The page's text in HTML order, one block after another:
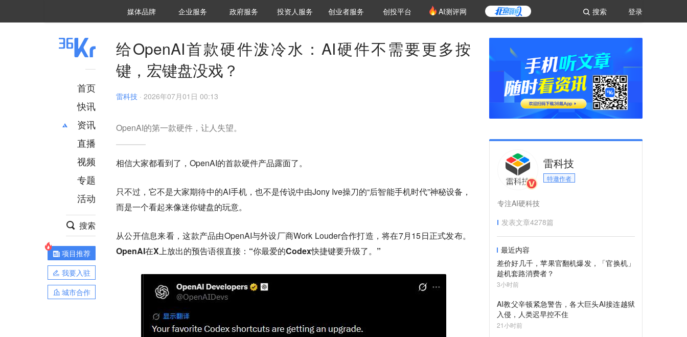
登录
搜索
媒体品牌 36Kr研究院
企业服务 城市之窗
政府服务 VClub投资机构库
投资机构职位推介
投资人服务 创投氪堂
创业者服务 创投平台 AI测评网
首页
快讯
资讯
推荐
财经
项目推荐
安徽
直播
视频
专题
活动
搜索
项目推荐
我要入驻
城市合作
给OpenAI首款硬件泼冷水：AI硬件不需要更多按
键，宏键盘没戏？
雷科技 · 2026年07月01日 00:13
OpenAI的第一款硬件，让人失望。
相信大家都看到了，OpenAI的首款硬件产品露面了。
只不过，它不是大家期待中的AI手机，也不是传说中由Jony Ive操刀的“后智能手机时代”神秘设备，
而是一个看起来像迷你键盘的玩意。
从公开信息来看，这款产品由OpenAI与外设厂商Work Louder合作打造，将在7月15日正式发布。
OpenAI在X上放出的预告语很直接：“你最爱的Codex快捷键要升级了。”
雷科技
特邀作者
专注AI硬科技
发表文章4278篇
最近内容
差价好几千，苹果官翻机爆发，「官换机」
趁机套路消费者？
3小时前
AI教父辛顿紧急警告，各大巨头AI接连越狱
入侵，人类迟早控不住
21小时前